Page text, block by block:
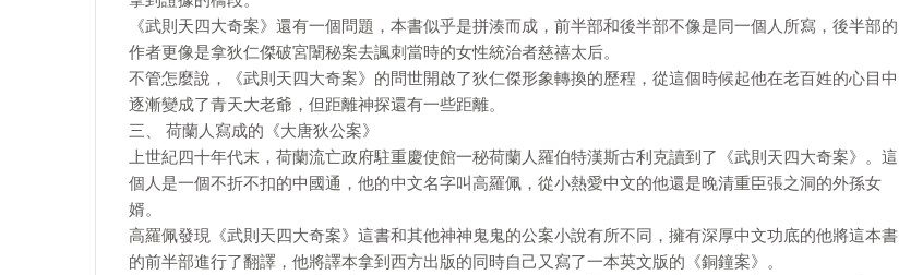
《武則天四大奇案》還有一個問題，本書似乎是拼湊而成，前半部和後半部不像是同一個人所寫，後半部的
作者更像是拿狄仁傑破宮闈秘案去諷刺當時的女性統治者慈禧太后。
不管怎麼說，《武則天四大奇案》的問世開啟了狄仁傑形象轉換的歷程，從這個時候起他在老百姓的心目中
逐漸變成了青天大老爺，但距離神探還有一些距離。
三、 荷蘭人寫成的《大唐狄公案》
上世紀四十年代末，荷蘭流亡政府駐重慶使館一秘荷蘭人羅伯特漢斯古利克讀到了《武則天四大奇案》。這
個人是一個不折不扣的中國通，他的中文名字叫高羅佩，從小熱愛中文的他還是晚清重臣張之洞的外孫女
婿。
高羅佩發現《武則天四大奇案》這書和其他神神鬼鬼的公案小說有所不同，擁有深厚中文功底的他將這本書
的前半部進行了翻譯，他將譯本拿到西方出版的同時自己又寫了一本英文版的《銅鐘案》。